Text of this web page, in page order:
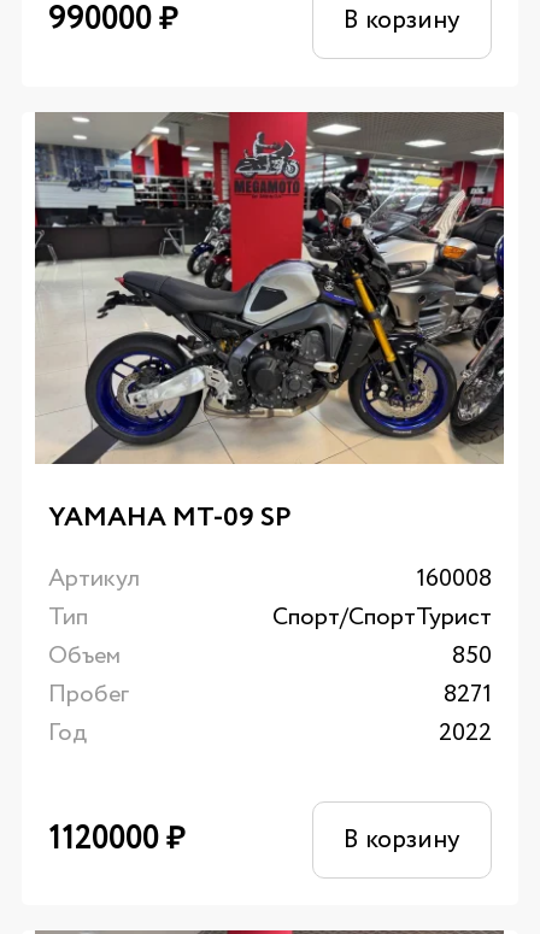
990000₽ В корзину
YAMAHA MT-09 SP
Артикул
160008
Тип
Спорт/CпортТурист
Объем
850
Пробег
8271
Год
2022
1120000₽ В корзину